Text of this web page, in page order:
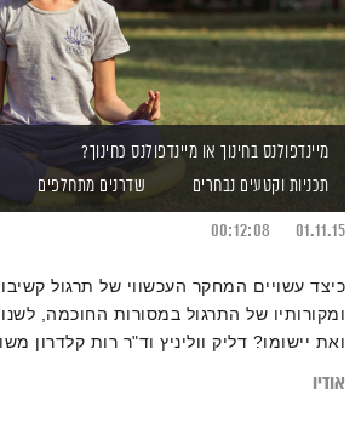
מיינדפולנס בחינוך או מיינדפולנס כחינוך?
תכניות וקטעים נבחרים
שדרנים מתחלפים
01.11.15
00:12:08
כיצד עשויים המחקר העכשווי של תרגול
ומקורותיו של התרגול במסורות החוכמה,
ואת יישומו? דליק ווליניץ וד"ר רות קלדרון
אודיו